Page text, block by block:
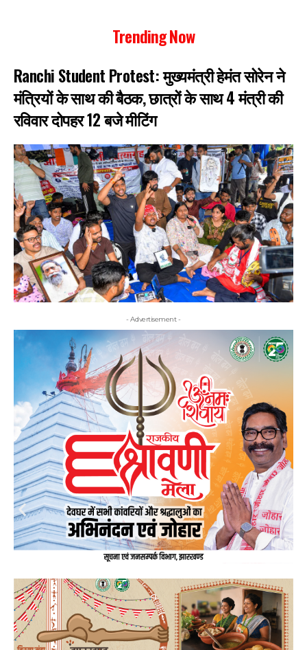
Trending Now
Ranchi Student Protest: मुख्यमंत्री हेमंत सोरेन ने
मंत्रियों के साथ की बैठक, छात्रों के साथ 4 मंत्री की
रविवार दोपहर 12 बजे मीटिंग
- Advertisement -